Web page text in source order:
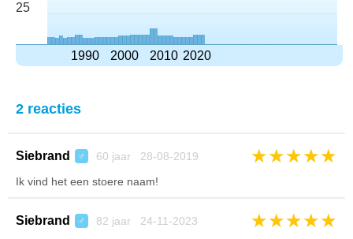
25
1990 2000 2010 2020
2 reacties
Siebrand ♂ 60 jaar 28-08-2019 ★★★★★
Ik vind het een stoere naam!
Siebrand ♂ 82 jaar 24-11-2023 ★★★★★